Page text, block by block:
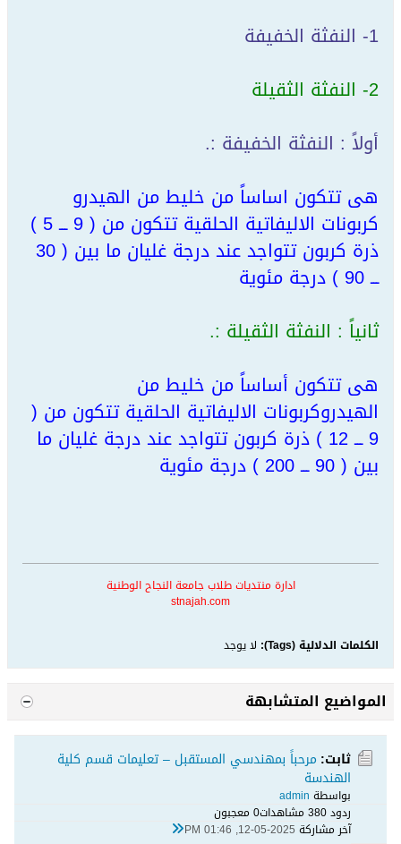
1- النفثة الخفيفة
2- النفثة الثقيلة
أولاً : النفثة الخفيفة :.
هى تتكون اساساً من خليط من الهيدرو
كربونات الاليفاتية الحلقية تتكون من ( 9 ـــ 5 )
ذرة كربون تتواجد عند درجة غليان ما بين ( 30
ـــ 90 ) درجة مئوية
ثانياً : النفثة الثقيلة :.
هى تتكون أساساً من خليط من
الهيدروكربونات الاليفاتية الحلقية تتكون من (
9 ـــ 12 ) ذرة كربون تتواجد عند درجة غليان ما
بين ( 90 ـــ 200 ) درجة مئوية
ادارة منتديات طلاب جامعة النجاح الوطنية
stnajah.com
الكلمات الدلالية (Tags): لا يوجد
المواضيع المتشابهة
ثابت: مرحباً بمهندسي المستقبل – تعليمات قسم كلية
الهندسة
بواسطة admin
ردود 0 38 مشاهدات
0 معجبون
آخر مشاركة 12-05-2025, 01:46 PM